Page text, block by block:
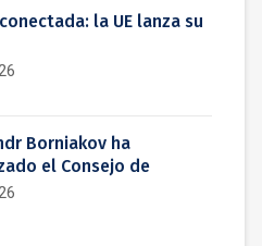
la UE lanza su
Borniakov ha
el Consejo de